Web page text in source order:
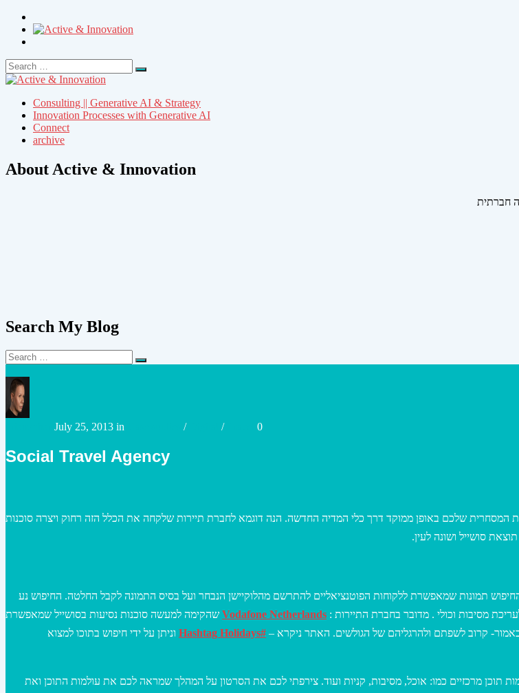
Search
for:
Search
Consulting || Generative AI & Strategy
Innovation Processes with Generative AI
Connect
archive
About Active & Innovation
Search My Blog
Search
for:
Search
July 25, 2013 in / / 0
Social Travel Agency
המסחרית שלכם באופן ממוקד דרך כלי המדיה החדשה. הנה דוגמא לחברת תיירות שלקחה את הכלל הזה רחוק ויצרה סוכנות
סושייל ושונה לעין.
תמונות שמאפשרת ללקוחות הפוטנציאליים להתרשם מהלוקיישן הנבחר ועל בסיס התמונה לקבל החלטה. החיפוש נע
מסיבות וכולי . מדובר בחברת התיירות : Vodafone Netherlands שהקימה למעשה סוכנות נסיעות בסושייל שמאפשרת
קרוב לשפתם ולהרגליהם של הגולשים. האתר ניקרא – #Hashtag Holidays
וניתן על ידי חיפוש בתוכו למצוא
תוכן מרכזיים כמו: אוכל, מסיבות, קניות ועוד. צירפתי לכם את הסרטון על המהלך שמראה לכם את עולמות התוכן ואת